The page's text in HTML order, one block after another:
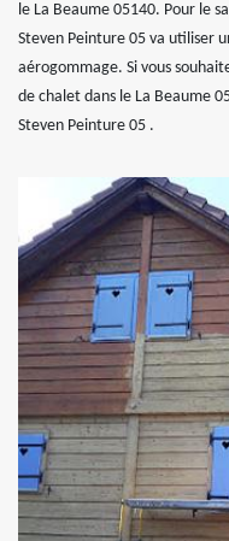
le La Beaume 05140. Pour le
Steven Peinture 05 va utiliser
aérogommage. Si vous
de chalet dans le La Beaume
Steven Peinture 05 .